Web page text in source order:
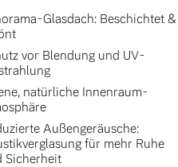
Glasdach: Beschichtet &
vor Blendung und UV-
natürliche Innenraum-
Außengeräusche:
für mehr Ruhe
Sicherheit